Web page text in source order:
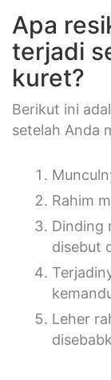
Apa
terjadi
kuret?
Berikut ini
setelah Anda
Rahim
Dinding
disebut
Leher